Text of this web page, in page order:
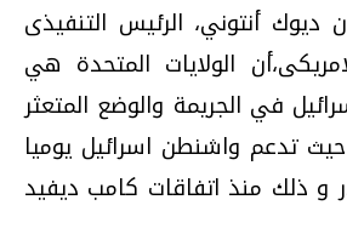
ديوك أنتوني، الرئيس التنفيذى
الولايات المتحدة هي
في الجريمة والوضع المتعثر
تدعم واشنطن اسرائيل يوميا
دولار و ذلك منذ اتفاقات كامب ديفيد